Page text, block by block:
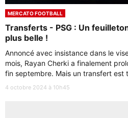
MERCATO FOOTBALL
Transferts - PSG : Un
plus belle !
Annoncé avec insistance dans le
mois, Rayan Cherki a finalement
fin septembre. Mais un transfert est
4 octobre 2024 à 10h45